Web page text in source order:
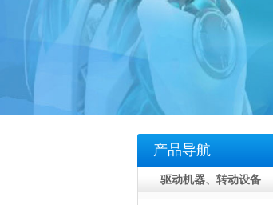
产品导航
驱动机器、转动设备